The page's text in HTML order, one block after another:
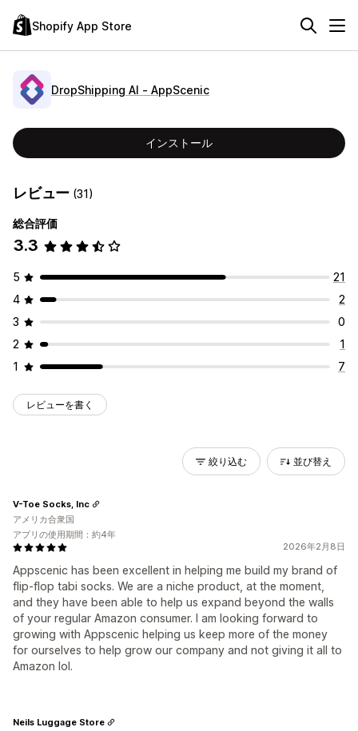
Shopify App Store
DropShipping AI ‑ AppScenic
インストール
レビュー (31)
総合評価
3.3
5
21
4
2
3
0
2
1
1
7
レビューを書く
絞り込む 並び替え
2026年2月8日
Appscenic has been excellent in helping me build my brand of
flip-flop tabi socks. We are a niche product, at the moment,
and they have been able to help us expand beyond the walls
of your regular Amazon consumer. I am looking forward to
growing with Appscenic helping us keep more of the money
for ourselves to help grow our company and not giving it all to
Amazon lol.
V-Toe Socks, Inc
アメリカ合衆国
アプリの使用期間：約4年
Neils Luggage Store